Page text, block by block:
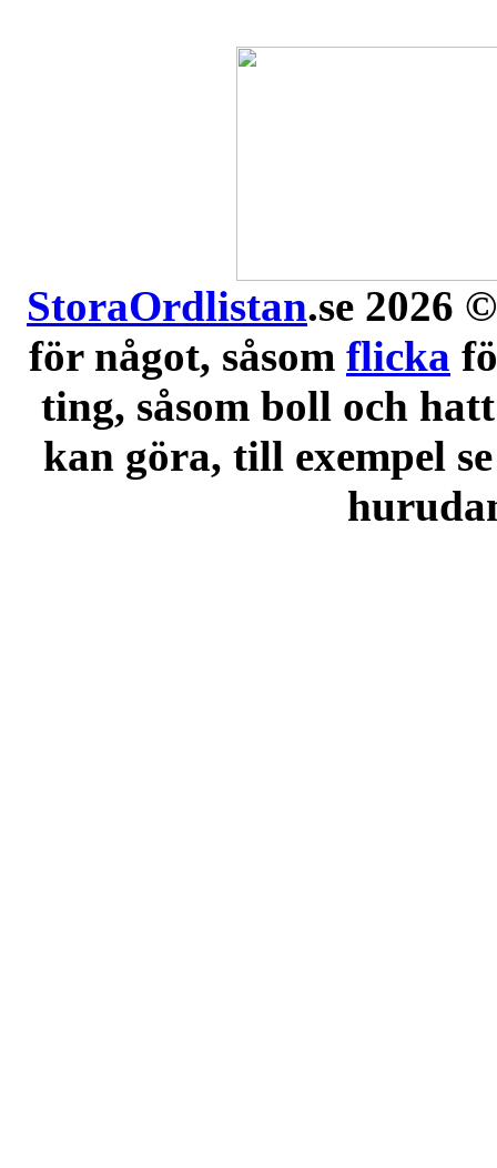
StoraOrdlistan.se 2026
för något, såsom flicka
ting, såsom boll och
kan göra, till exempel